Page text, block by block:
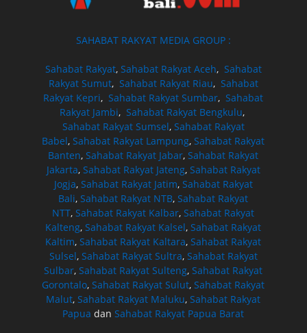
SAHABAT RAKYAT MEDIA GROUP :
Sahabat Rakyat, Sahabat Rakyat Aceh, Sahabat
Rakyat Sumut, Sahabat Rakyat Riau, Sahabat
Rakyat Kepri,Sahabat Rakyat Sumbar,Sahabat
Rakyat Jambi, Sahabat Rakyat Bengkulu,
Sahabat Rakyat Sumsel, Sahabat Rakyat
Babel,Sahabat Rakyat Lampung,Sahabat Rakyat
Banten,Sahabat Rakyat Jabar,Sahabat Rakyat
Jakarta, Sahabat Rakyat Jateng, Sahabat Rakyat
Jogja, Sahabat Rakyat Jatim, Sahabat Rakyat
Bali,Sahabat Rakyat NTB,Sahabat Rakyat
NTT,Sahabat Rakyat Kalbar,Sahabat Rakyat
Kalteng,Sahabat Rakyat Kalsel,Sahabat Rakyat
Kaltim,Sahabat Rakyat Kaltara,Sahabat Rakyat
Sulsel, Sahabat Rakyat Sultra, Sahabat Rakyat
Sulbar,Sahabat Rakyat Sulteng,Sahabat Rakyat
Gorontalo,Sahabat Rakyat Sulut,Sahabat Rakyat
Malut,Sahabat Rakyat Maluku,Sahabat Rakyat
Papua danSahabat Rakyat Papua Barat